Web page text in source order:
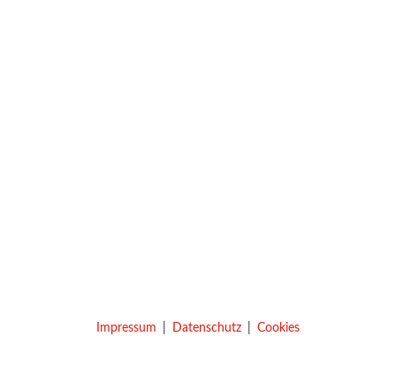
Impressum Datenschutz Cookies